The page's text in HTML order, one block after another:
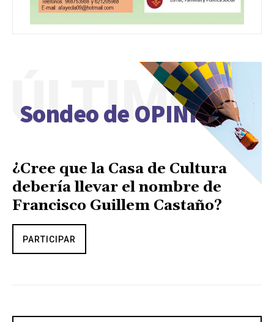
Sondeo de OPINIÓN
ÚLTIMO
¿Cree que la Casa de Cultura
debería llevar el nombre de
Francisco Guillem Castaño?
PARTICIPAR